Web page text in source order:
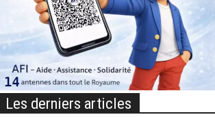
Les derniers articles